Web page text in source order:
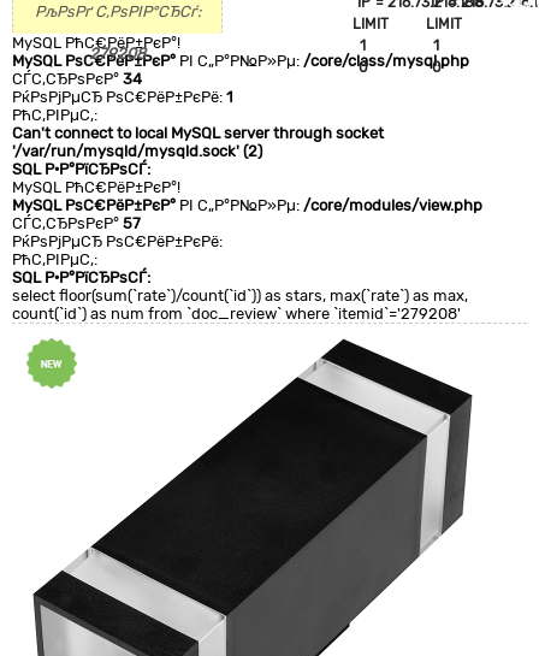
LIMIT
1
0
LIMIT
1
0
РљРѕРґ С‚РѕРІР°СЂСѓ:
279208
MySQL РћС€РёР±РєР°!
MySQL РѕС€РёР±РєР° РІ С„Р°Р№Р»Рµ: /core/class/mysql.php
СЃС‚СЂРѕРєР° 34
РќРѕРјРµСЂ РѕС€РёР±РєРё: 1
РћС‚РІРµС‚:
Can't connect to local MySQL server through socket
'/var/run/mysqld/mysqld.sock' (2)
SQL Р·Р°РїСЂРѕСЃ:
MySQL РћС€РёР±РєР°!
MySQL РѕС€РёР±РєР° РІ С„Р°Р№Р»Рµ: /core/modules/view.php
СЃС‚СЂРѕРєР° 57
РќРѕРјРµСЂ РѕС€РёР±РєРё:
РћС‚РІРµС‚:
SQL Р·Р°РїСЂРѕСЃ:
select floor(sum(`rate`)/count(`id`)) as stars, max(`rate`) as max,
count(`id`) as num from `doc_review` where `itemid`='279208'